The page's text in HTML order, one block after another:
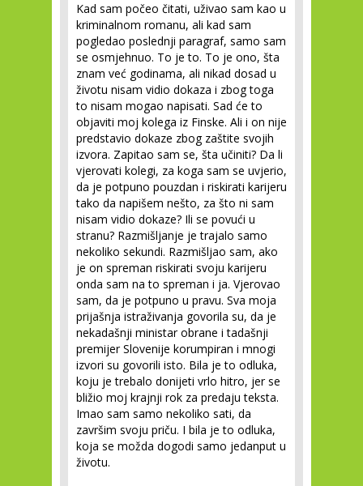
Kad sam počeo čitati, uživao sam kao u
kriminalnom romanu, ali kad sam
pogledao poslednji paragraf, samo sam
se osmjehnuo. To je to. To je ono, šta
znam već godinama, ali nikad dosad u
životu nisam vidio dokaza i zbog toga
to nisam mogao napisati. Sad će to
objaviti moj kolega iz Finske. Ali i on nije
predstavio dokaze zbog zaštite svojih
izvora. Zapitao sam se, šta učiniti? Da li
vjerovati kolegi, za koga sam se uvjerio,
da je potpuno pouzdan i riskirati karijeru
tako da napišem nešto, za što ni sam
nisam vidio dokaze? Ili se povući u
stranu? Razmišljanje je trajalo samo
nekoliko sekundi. Razmišljao sam, ako
je on spreman riskirati svoju karijeru
onda sam na to spreman i ja. Vjerovao
sam, da je potpuno u pravu. Sva moja
prijašnja istraživanja govorila su, da je
nekadašnji ministar obrane i tadašnji
premijer Slovenije korumpiran i mnogi
izvori su govorili isto. Bila je to odluka,
koju je trebalo donijeti vrlo hitro, jer se
bližio moj krajnji rok za predaju teksta.
Imao sam samo nekoliko sati, da
završim svoju priču. I bila je to odluka,
koja se možda dogodi samo jedanput u
životu.